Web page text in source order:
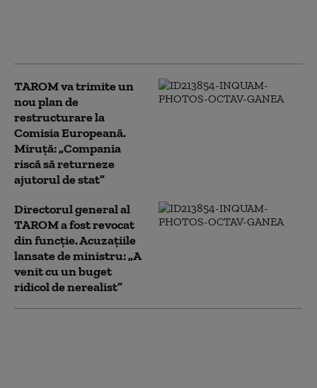
TAROM va trimite un
nou plan de
restructurare la
Comisia Europeană.
Miruță: „Compania
riscă să returneze
ajutorul de stat”
Directorul general al
TAROM a fost revocat
din funcție. Acuzațiile
lansate de ministru: „A
venit cu un buget
ridicol de nerealist”